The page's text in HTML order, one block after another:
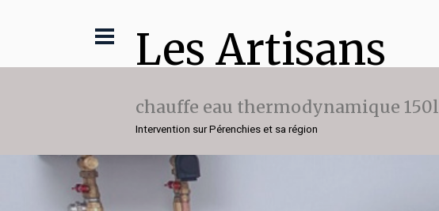
Les Artisans
chauffe eau thermodynamique 150l
Intervention sur Pérenchies et sa région